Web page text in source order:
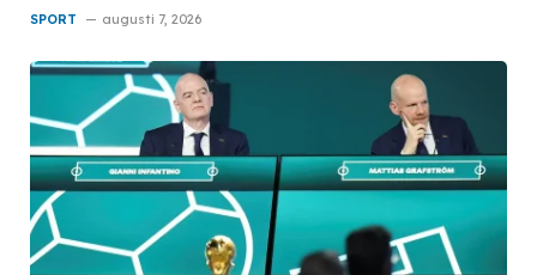
SPORT augusti 7, 2026